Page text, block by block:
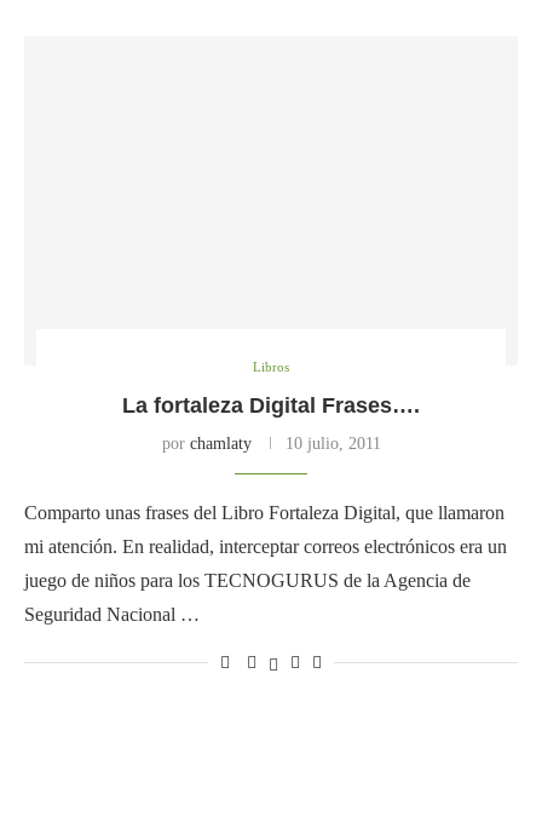
Libros
La fortaleza Digital Frases….
por chamlaty 10 julio, 2011
Comparto unas frases del Libro Fortaleza Digital, que llamaron
mi atención. En realidad, interceptar correos electrónicos era un
juego de niños para los TECNOGURUS de la Agencia de
Seguridad Nacional …